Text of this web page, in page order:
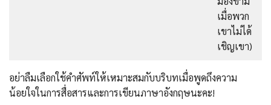
เมื่อพวก
เขาไม่ได้
เชิญเขา)
อย่าลืมเลือกใช้คำศัพท์ให้เหมาะสมกับบริบทเมื่อพูดถึงความ
น้อยใจในการสื่อสารและการเขียนภาษาอังกฤษนะคะ!